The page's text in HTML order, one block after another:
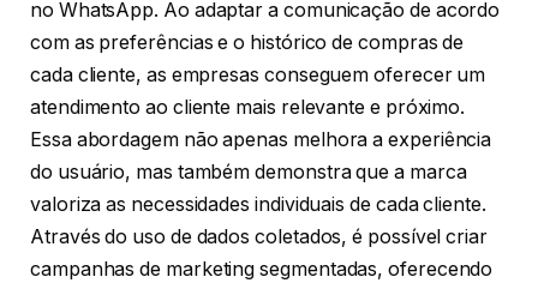
no WhatsApp. Ao adaptar a comunicação de acordo
com as preferências e o histórico de compras de
cada cliente, as empresas conseguem oferecer um
atendimento ao cliente mais relevante e próximo.
Essa abordagem não apenas melhora a experiência
do usuário, mas também demonstra que a marca
valoriza as necessidades individuais de cada cliente.
Através do uso de dados coletados, é possível criar
campanhas de marketing segmentadas, oferecendo